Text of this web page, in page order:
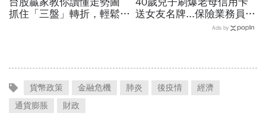
抓住「三盤」轉折，輕鬆賺 送女友名牌...保險業務員看
「啃老」：問題不在溺愛，
Ads by
貨幣政策 金融危機 肺炎 後疫情
經濟
通貨膨脹
財政